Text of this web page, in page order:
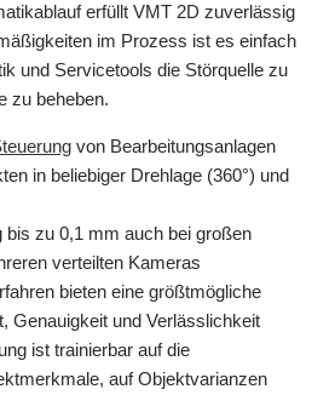
erfüllt VMT 2D zuverlässig
im Prozess ist es einfach
und Servicetools die Störquelle zu
zu beheben.
von Bearbeitungsanlagen
in beliebiger Drehlage (360°) und
bis zu 0,1 mm auch bei großen
verteilten Kameras
bieten eine größtmögliche
Genauigkeit und Verlässlichkeit
ist trainierbar auf die
auf Objektvarianzen